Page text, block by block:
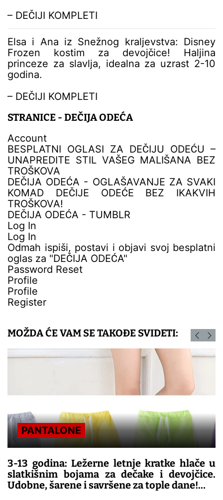
– DEČIJI KOMPLETI
Elsa i Ana iz Snežnog kraljevstva: Disney
Frozen kostim za devojčice! Haljina
princeze za slavlja, idealna za uzrast 2-10
godina.
– DEČIJI KOMPLETI
STRANICE - DEČIJA ODEĆA
Account
BESPLATNI OGLASI ZA DEČIJU ODEĆU –
UNAPREDITE STIL VAŠEG MALIŠANA BEZ
TROŠKOVA
DEČIJA ODEĆA - OGLAŠAVANJE ZA SVAKI
KOMAD DEČIJE ODEĆE BEZ IKAKVIH
TROŠKOVA!
DEČIJA ODEĆA - TUMBLR
Log In
Log In
Odmah ispiši, postavi i objavi svoj besplatni
oglas za "DEČIJA ODEĆA"
Password Reset
Profile
Profile
Register
MOŽDA ĆE VAM SE TAKOĐE SVIDETI:
PANTALONE
3-13 godina: Ležerne letnje kratke hlače u
slatkišnim bojama za dečake i devojčice.
Udobne, šarene i savršene za tople dane!